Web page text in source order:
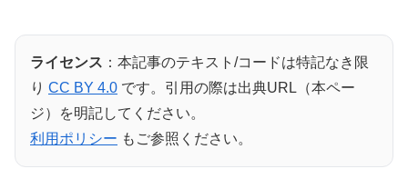
ライセンス ：本記事のテキスト/コードは特記なき限
り CC BY 4.0 です。引用の際は出典URL（本ペー
ジ）を明記してください。
利用ポリシー もご参照ください。